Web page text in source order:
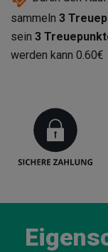
sammeln 3
sein 3
werden kann 0.60€